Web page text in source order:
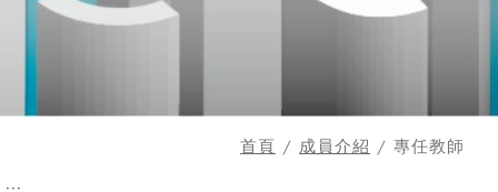
首頁 / 成員介紹 / 專任教師